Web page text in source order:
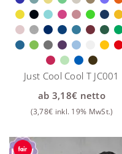
Just Cool Cool T JC001
ab 3,18€ netto
(3,78€ inkl. 19% MwSt.)